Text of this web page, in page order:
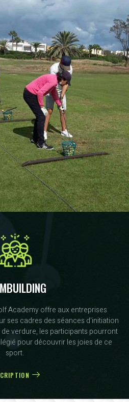
Academy offre aux entreprises
ses cadres des séances d'initiation
verdure, les participants pourront
pour découvrir les joies de ce
sport.